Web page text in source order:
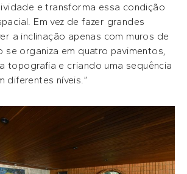
e transforma essa condição
Em vez de fazer grandes
a inclinação apenas com muros de
se organiza em quatro pavimentos,
topografia e criando uma sequência
diferentes níveis.”